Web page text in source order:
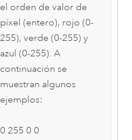
el orden de valor de
píxel (entero), rojo (0-
255), verde (0-255) y
azul (0-255). A
continuación se
muestran algunos
ejemplos:
0 255 0 0